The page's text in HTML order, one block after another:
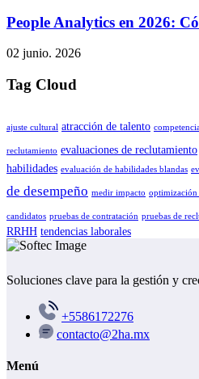
People Analytics en 2026:
02 junio. 2026
Tag Cloud
ajuste cultural atracción de talento
reclutamiento evaluaciones de reclutamiento
habilidades evaluación de habilidades blandas
de desempeño medir impacto optimización
candidatos pruebas de contratación pruebas de
RRHH tendencias laborales
Soluciones clave para la gestión y
+5586172276
contacto@2ha.mx
Menú